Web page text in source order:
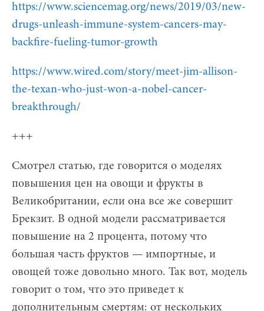
https://www.sciencemag.org/news/2019/03/new-
drugs-unleash-immune-system-cancers-may-
backfire-fueling-tumor-growth
https://www.wired.com/story/meet-jim-allison-
the-texan-who-just-won-a-nobel-cancer-
breakthrough/
+++
Смотрел статью, где говорится о моделях
повышения цен на овощи и фрукты в
Великобритании, если она все же совершит
Брекзит. В одной модели рассматривается
повышение на 2 процента, потому что
большая часть фруктов — импортные, и
овощей тоже довольно много. Так вот, модель
говорит о том, что это приведет к
дополнительным смертям: от нескольких